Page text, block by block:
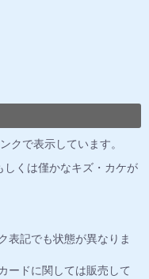
クで表示しています。
しくは僅かなキズ・カケが
表記でも状態が異なりま
ードに関しては販売して